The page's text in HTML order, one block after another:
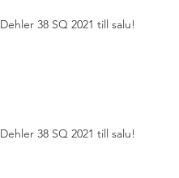
Dehler 38 SQ 2021 till salu!
Dehler 38 SQ 2021 till salu!